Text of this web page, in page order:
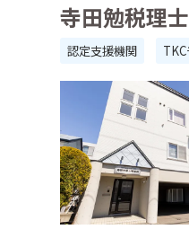
寺田勉税理
認定支援機関 TKC